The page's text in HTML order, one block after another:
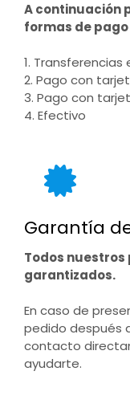
A continuación
formas de
1. Transferencias
2. Pago con
3. Pago con
4. Efectivo
Garantía
Todos
garantizados.
En caso de
pedido después
contacto
ayudarte.